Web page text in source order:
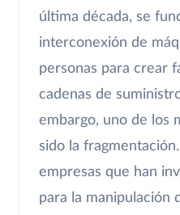
última década, se
interconexión de
personas para crear
cadenas de
embargo, uno de los
sido la
empresas que han
para la manipulación